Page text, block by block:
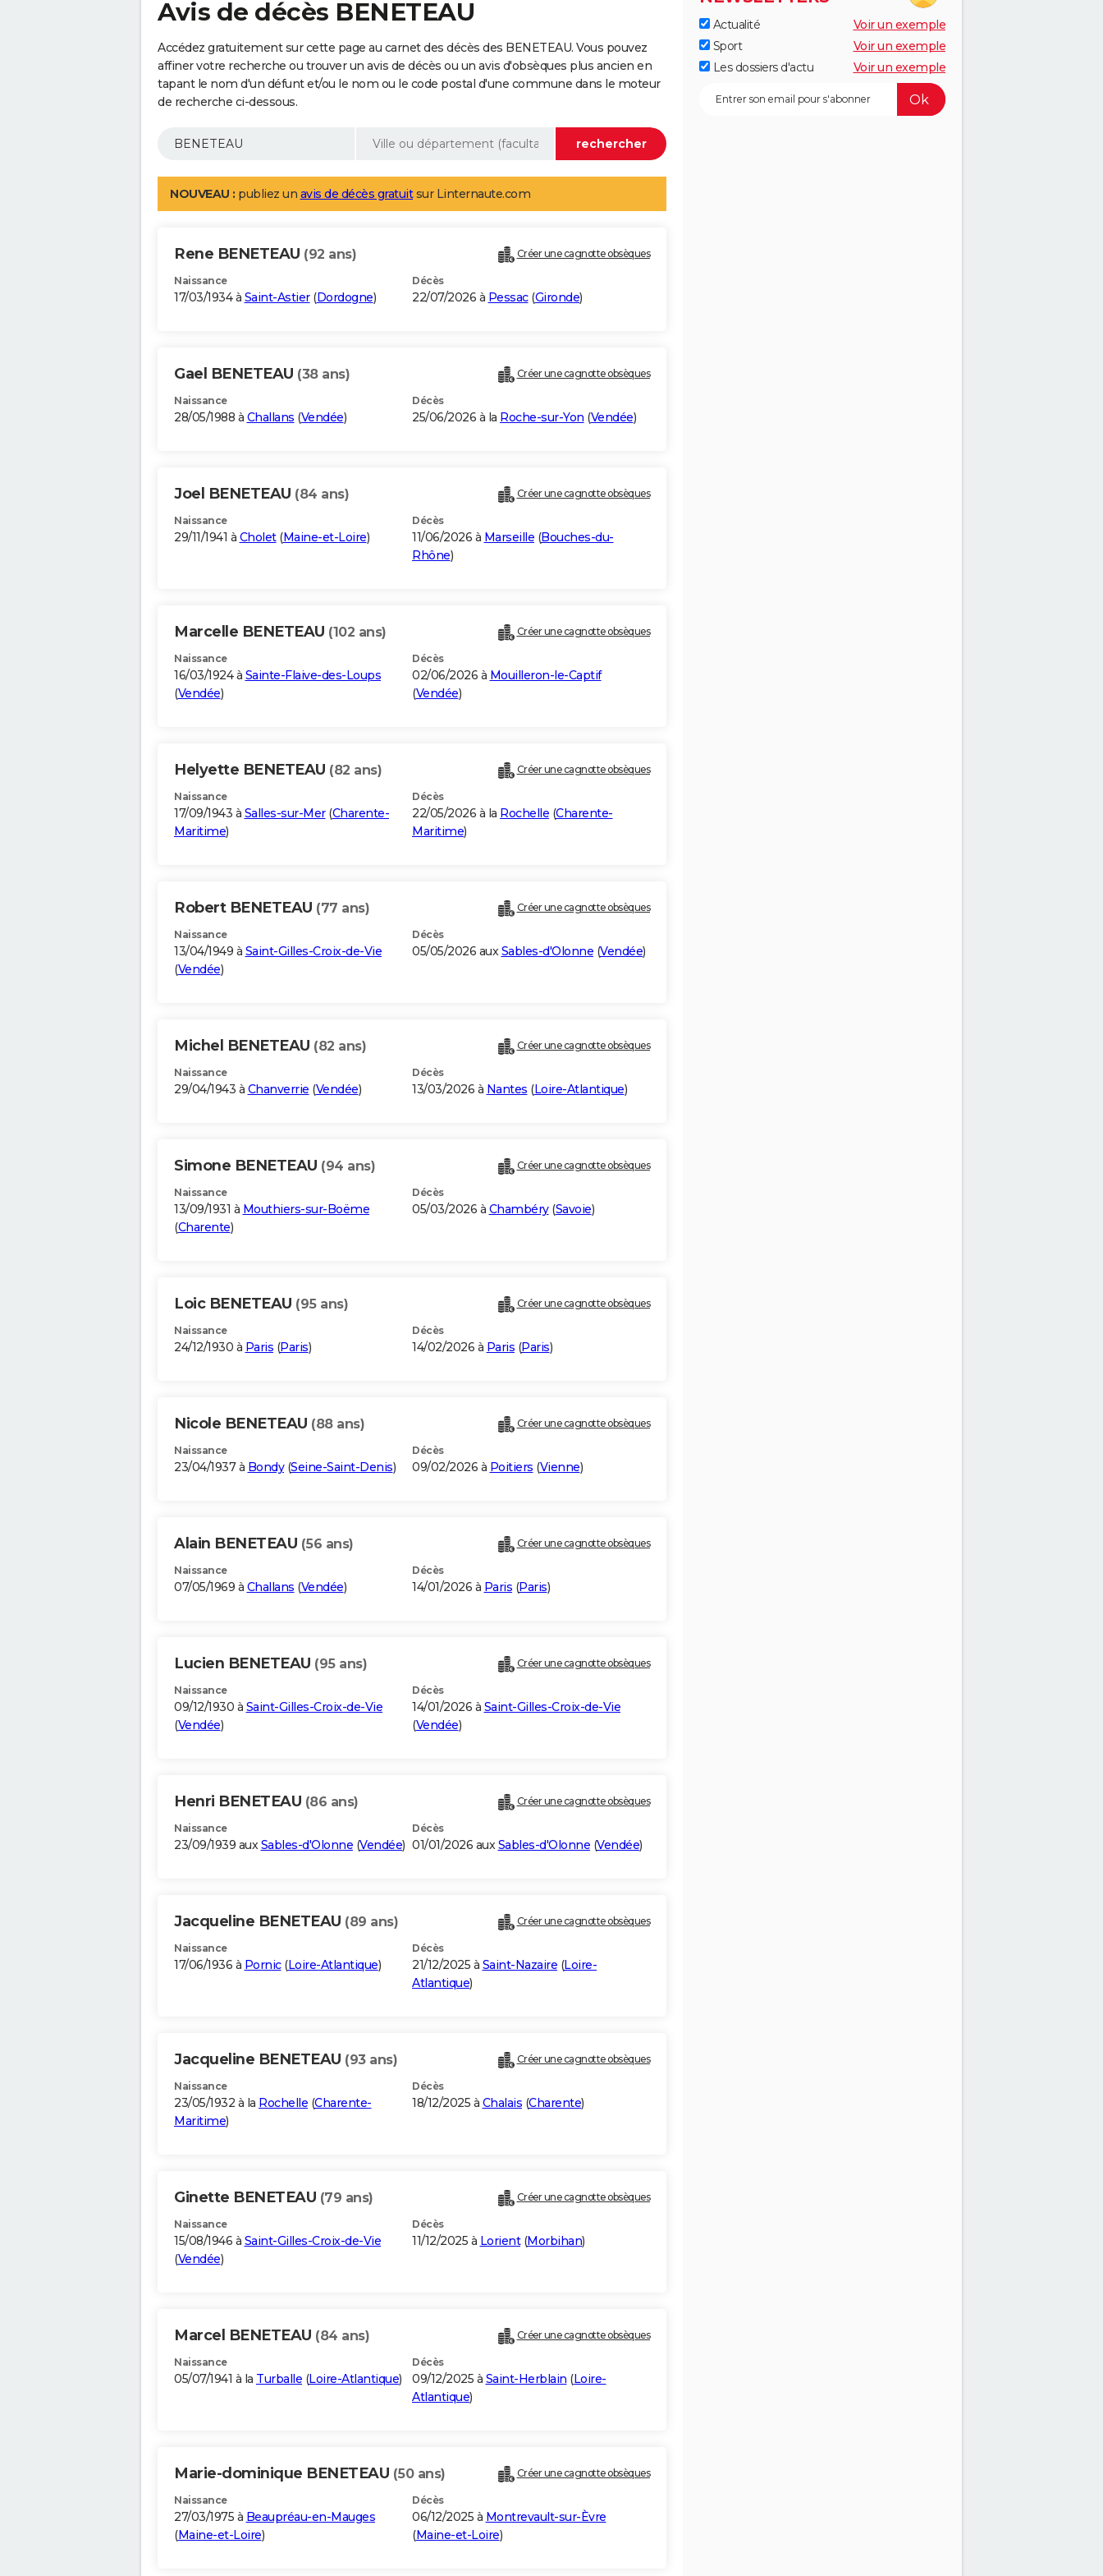
Avis de décès BENETEAU
Accédez gratuitement sur cette page au carnet des décès des BENETEAU. Vous pouvez
affiner votre recherche ou trouver un avis de décès ou un avis d'obsèques plus ancien en
tapant le nom d'un défunt et/ou le nom ou le code postal d'une commune dans le moteur
de recherche ci-dessous.
NOUVEAU : publiez un avis de décès gratuitsur Linternaute.com
Rene BENETEAU (92 ans) Créer une cagnotte obsèques
Naissance
17/03/1934 à Saint-Astier(Dordogne)
Décès
22/07/2026 à Pessac(Gironde)
Gael BENETEAU (38 ans) Créer une cagnotte obsèques
Naissance
28/05/1988 à Challans (Vendée)
Décès
25/06/2026 à la Roche-sur-Yon (Vendée)
Joel BENETEAU (84 ans) Créer une cagnotte obsèques
Naissance
29/11/1941 à Cholet(Maine-et-Loire)
Décès
11/06/2026 à Marseille (Bouches-du-
Rhône)
Marcelle BENETEAU (102 ans) Créer une cagnotte obsèques
Naissance
16/03/1924 à Sainte-Flaive-des-Loups
(Vendée)
Décès
02/06/2026 à Mouilleron-le-Captif
(Vendée)
Helyette BENETEAU (82 ans) Créer une cagnotte obsèques
Naissance
17/09/1943 à Salles-sur-Mer(Charente-
Maritime)
Décès
22/05/2026 à la Rochelle (Charente-
Maritime)
Robert BENETEAU (77 ans) Créer une cagnotte obsèques
Naissance
13/04/1949 à Saint-Gilles-Croix-de-Vie
(Vendée)
Décès
05/05/2026 auxSables-d'Olonne (Vendée)
Michel BENETEAU (82 ans) Créer une cagnotte obsèques
Naissance
29/04/1943 à Chanverrie (Vendée)
Décès
13/03/2026 à Nantes (Loire-Atlantique)
Simone BENETEAU (94 ans) Créer une cagnotte obsèques
Naissance
13/09/1931 à Mouthiers-sur-Boëme
(Charente)
Décès
05/03/2026 à Chambéry(Savoie)
Loic BENETEAU (95 ans) Créer une cagnotte obsèques
Naissance
24/12/1930 à Paris (Paris)
Décès
14/02/2026 à Paris (Paris)
Nicole BENETEAU (88 ans) Créer une cagnotte obsèques
Naissance
23/04/1937 à Bondy(Seine-Saint-Denis)
Décès
09/02/2026 à Poitiers (Vienne)
Alain BENETEAU (56 ans) Créer une cagnotte obsèques
Naissance
07/05/1969 à Challans (Vendée)
Décès
14/01/2026 à Paris (Paris)
Lucien BENETEAU (95 ans) Créer une cagnotte obsèques
Naissance
09/12/1930 à Saint-Gilles-Croix-de-Vie
(Vendée)
Décès
14/01/2026 à Saint-Gilles-Croix-de-Vie
(Vendée)
Henri BENETEAU (86 ans) Créer une cagnotte obsèques
Naissance
23/09/1939 auxSables-d'Olonne (Vendée)
Décès
01/01/2026 auxSables-d'Olonne (Vendée)
Jacqueline BENETEAU (89 ans) Créer une cagnotte obsèques
Naissance
17/06/1936 à Pornic(Loire-Atlantique)
Décès
21/12/2025 à Saint-Nazaire (Loire-
Atlantique)
Jacqueline BENETEAU (93 ans) Créer une cagnotte obsèques
Naissance
23/05/1932 à la Rochelle (Charente-
Maritime)
Décès
18/12/2025 à Chalais (Charente)
Ginette BENETEAU (79 ans) Créer une cagnotte obsèques
Naissance
15/08/1946 à Saint-Gilles-Croix-de-Vie
(Vendée)
Décès
11/12/2025 à Lorient(Morbihan)
Marcel BENETEAU (84 ans) Créer une cagnotte obsèques
Naissance
05/07/1941 à la Turballe (Loire-Atlantique)
Décès
09/12/2025 à Saint-Herblain (Loire-
Atlantique)
Marie-dominique BENETEAU (50 ans) Créer une cagnotte obsèques
Naissance
27/03/1975 à Beaupréau-en-Mauges
(Maine-et-Loire)
Décès
06/12/2025 à Montrevault-sur-Èvre
(Maine-et-Loire)
Actualité
Voir un exemple
Sport
Voir un exemple
Les dossiers d'actu
Voir un exemple